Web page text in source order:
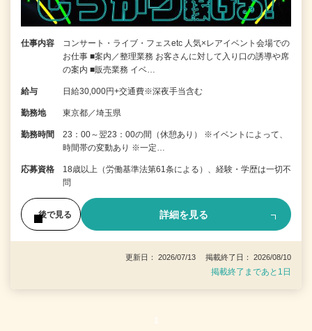
仕事内容
コンサート・ライブ・フェスetc 人気×レアイベント会場での
お仕事 ■案内／整理業務 お客さんに対して入り口の誘導や席
の案内 ■販売業務 イベ…
給与 日給30,000円+交通費※深夜手当含む
勤務地 東京都／埼玉県
勤務時間
23：00～翌23：00の間（休憩あり） ※イベントによって、
時間帯の変動あり ※一定…
応募資格
18歳以上（労働基準法第61条による）、経験・学歴は一切不
問
後で見る 詳細を見る
更新日： 2026/07/13 掲載終了日： 2026/08/10
掲載終了まであと1日
1